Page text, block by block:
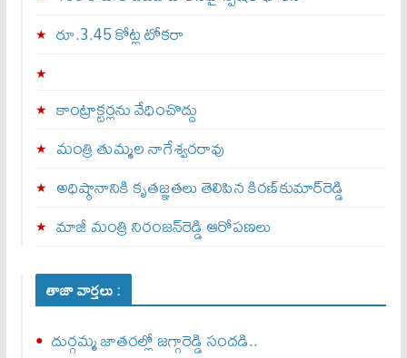
రూ.3.45 కోట్ల టోకరా
కాంట్రాక్టర్లను వేధించొద్దు
మంత్రి తుమ్మల నాగేశ్వరరావు
అధిష్ఠానానికి కృతజ్ఞతలు తెలిపిన కిరణ్‌కుమార్‌రెడ్డి
మాజీ మంత్రి నిరంజన్‌రెడ్డి ఆరోపణలు
తాజా వార్తలు :
దుర్గమ్మ జాతరల్లో జగ్గారెడ్డి సందడి..